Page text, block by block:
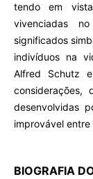
tendo em
vivenciadas
significados
indivíduos na
Alfred Schutz
considerações,
desenvolvidas
improvável entre
BIOGRAFIA